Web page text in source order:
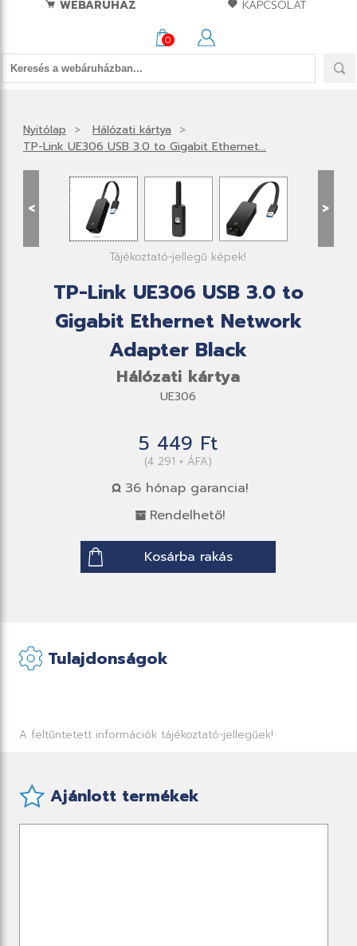
WEBÁRUHÁZ
KAPCSOLAT
0
Nyitólap
Hálózati kártya
TP-Link UE306 USB 3.0 to Gigabit Ethernet...
< >
Tájékoztató-jellegű képek!
TP-Link UE306 USB 3.0 to
Gigabit Ethernet Network
Adapter Black
Hálózati kártya
UE306
5 449 Ft
(4 291 + ÁFA)
36 hónap garancia!
Rendelhető!
Kosárba rakás
Tulajdonságok
A feltűntetett információk tájékoztató-jellegűek!
Ajánlott termékek